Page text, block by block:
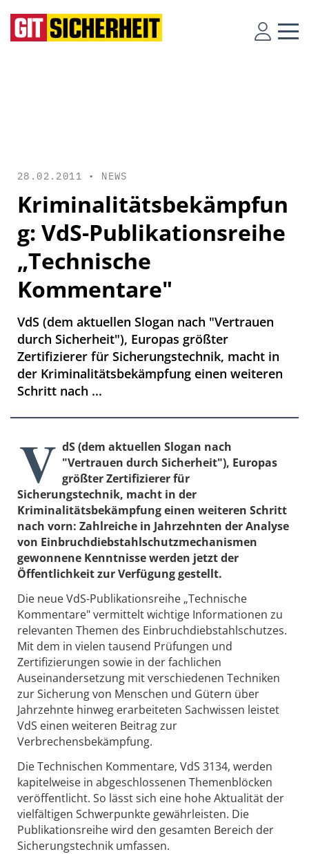
28.02.2011 • NEWS
Kriminalitätsbekämpfun
g: VdS-Publikationsreihe
„Technische
Kommentare"
VdS (dem aktuellen Slogan nach "Vertrauen
durch Sicherheit"), Europas größter
Zertifizierer für Sicherungstechnik, macht in
der Kriminalitätsbekämpfung einen weiteren
Schritt nach ...
V dS (dem aktuellen Slogan nach
"Vertrauen durch Sicherheit"), Europas
größter Zertifizierer für
Sicherungstechnik, macht in der
Kriminalitätsbekämpfung einen weiteren Schritt
nach vorn: Zahlreiche in Jahrzehnten der Analyse
von Einbruchdiebstahlschutzmechanismen
gewonnene Kenntnisse werden jetzt der
Öffentlichkeit zur Verfügung gestellt.
Die neue VdS-Publikationsreihe „Technische
Kommentare" vermittelt wichtige Informationen zu
relevanten Themen des Einbruchdiebstahlschutzes.
Mit dem in vielen tausend Prüfungen und
Zertifizierungen sowie in der fachlichen
Auseinandersetzung mit verschiedenen Techniken
zur Sicherung von Menschen und Gütern über
Jahrzehnte hinweg erarbeiteten Sachwissen leistet
VdS einen weiteren Beitrag zur
Verbrechensbekämpfung.
Die Technischen Kommentare, VdS 3134, werden
kapitelweise in abgeschlossenen Themenblöcken
veröffentlicht. So lässt sich eine hohe Aktualität der
vielfältigen Schwerpunkte gewährleisten. Die
Publikationsreihe wird den gesamten Bereich der
Sicherungstechnik umfassen.